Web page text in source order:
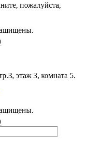
пожалуйста,
этаж 3, комната 5.